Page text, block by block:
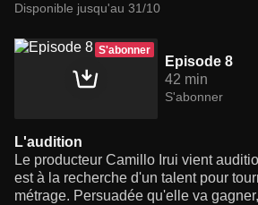
Disponible jusqu'au 31/10
S'abonner
Episode 8
42 min
S'abonner
L'audition
Le producteur Camillo Irui vient
est à la recherche d'un talent pour
métrage. Persuadée qu'elle va